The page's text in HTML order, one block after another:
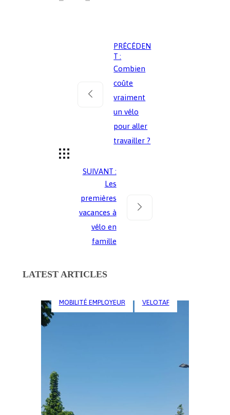
PRÉCÉDEN
T :
Combien
coûte
vraiment
un vélo
pour aller
travailler ?
SUIVANT :
Les
premières
vacances à
vélo en
famille
LATEST ARTICLES
MOBILITÉ EMPLOYEUR VELOTAF